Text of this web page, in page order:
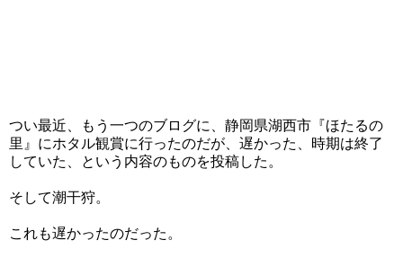
つい最近、もう一つのブログに、静岡県湖西市『ほたるの
里』にホタル観賞に行ったのだが、遅かった、時期は終了
していた、という内容のものを投稿した。
そして潮干狩。
これも遅かったのだった。